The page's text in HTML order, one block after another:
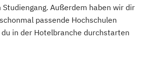
Außerdem haben wir dir
passende Hochschulen
in der Hotelbranche durchstarten